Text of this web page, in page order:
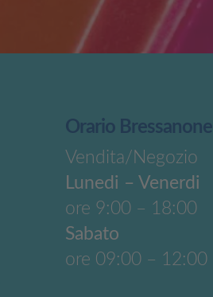
Orario Bressanone
Vendita/Negozio
Lunedi – Venerdi
ore 9:00 – 18:00
Sabato
ore 09:00 – 12:00